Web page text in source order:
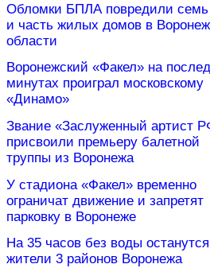
Обломки БПЛА повредили семь
и часть жилых домов в
области
Воронежский «Факел» на
минутах проиграл московскому
«Динамо»
Звание «Заслуженный артист
присвоили премьеру балетной
труппы из Воронежа
У стадиона «Факел» временно
ограничат движение и запретят
парковку в Воронеже
На 35 часов без воды останутся
жители 3 районов Воронежа